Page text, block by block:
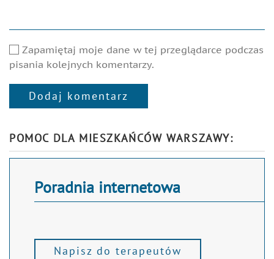
Zapamiętaj moje dane w tej przeglądarce podczas
pisania kolejnych komentarzy.
Dodaj komentarz
POMOC DLA MIESZKAŃCÓW WARSZAWY:
Poradnia internetowa
Napisz do terapeutów